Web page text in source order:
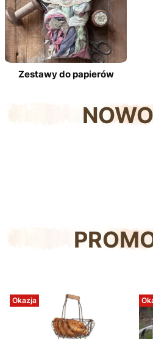
Zestawy do papierów
Okazja